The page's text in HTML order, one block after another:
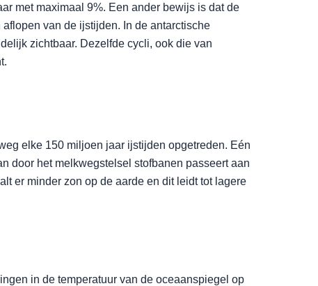
met maximaal 9%. Een ander bewijs is dat de
van de ijstijden. In de antarctische
zichtbaar. Dezelfde cycli, ook die van
elke 150 miljoen jaar ijstijden opgetreden. Eén
door het melkwegstelsel stofbanen passeert aan
er minder zon op de aarde en dit leidt tot lagere
in de temperatuur van de oceaanspiegel op